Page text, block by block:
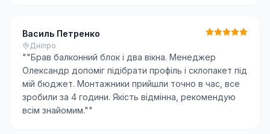
Василь Петренко
Дніпро
""Брав балконний блок і два вікна. Менеджер
Олександр допоміг підібрати профіль і склопакет під
мій бюджет. Монтажники прийшли точно в час, все
зробили за 4 години. Якість відмінна, рекомендую
всім знайомим.""